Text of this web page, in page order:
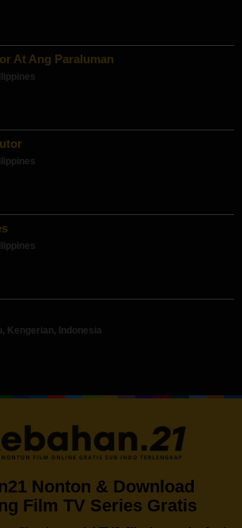
At Ang Paraluman
, Kengerian, Indonesia
Nonton & Download
Film TV Series Gratis